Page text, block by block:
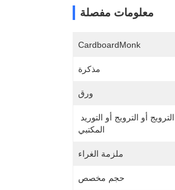
معلومات مفصلة
CardboardMonk
مذكرة
ورق
المكتبي
ملزمة الغراء
حجم مخصص